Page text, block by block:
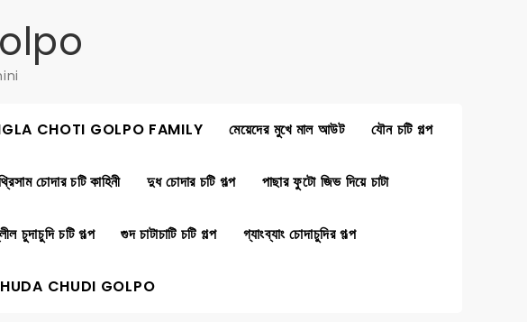
CHOTI GOLPO FAMILY মেয়েদের মুখে মাল আউট যৌন চটি গল্প
চোদার চটি কাহিনী দুধ চোদার চটি গল্প পাছার ফুটো জিভ দিয়ে চাটা
চুদাচুদি চটি গল্প গুদ চাটাচাটি চটি গল্প গ্যাংব্যাং চোদাচুদির গল্প
CHUDI GOLPO